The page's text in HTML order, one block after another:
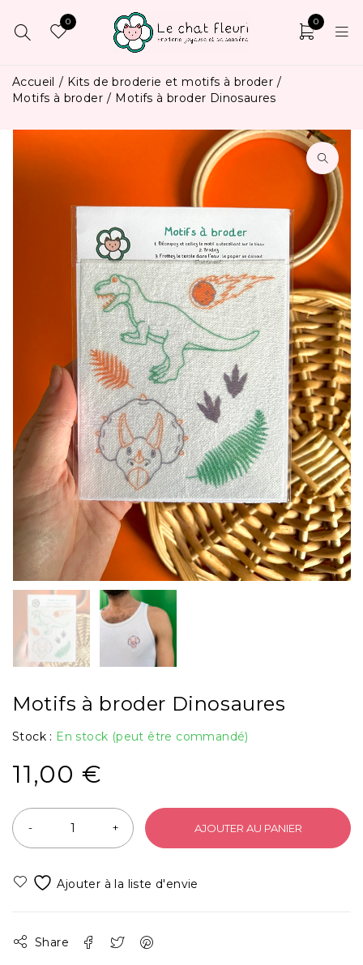
0 0
Accueil / Kits de broderie et motifs à broder /
Motifs à broder / Motifs à broder Dinosaures
Motifs à broder Dinosaures
Stock : En stock (peut être commandé)
11,00 €
AJOUTER AU PANIER
Share